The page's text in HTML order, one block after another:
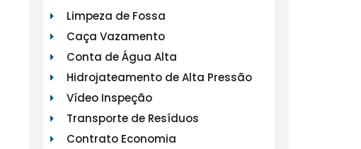
Limpeza de Fossa
Caça Vazamento
Conta de Água Alta
Hidrojateamento de Alta Pressão
Vídeo Inspeção
Transporte de Resíduos
Contrato Economia